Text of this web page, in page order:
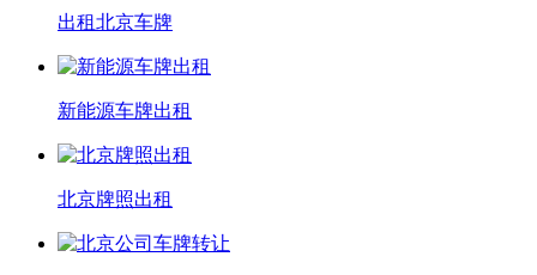
出租北京车牌
新能源车牌出租
北京牌照出租